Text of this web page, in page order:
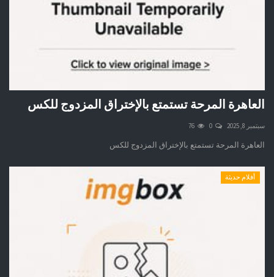
العاهرة المرحة تستمتع بالإختراق المزدوج للكس
سبتمبر 8, 2025 0
76
العاهرة المرحة تستمتع بالإختراق المزدوج للكس
أفلام حديثة